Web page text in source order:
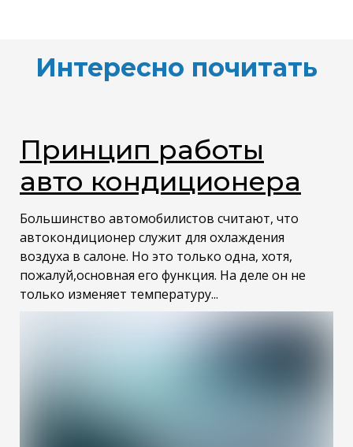
Интересно почитать
Принцип работы
авто кондиционера
Большинство автомобилистов считают, что
автокондиционер служит для охлаждения
воздуха в салоне. Но это только одна, хотя,
пожалуй,основная его функция. На деле он не
только изменяет температуру...